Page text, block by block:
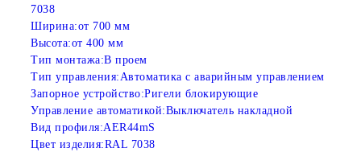
7038
Ширина:от 700 мм
Высота:от 400 мм
Тип монтажа:В проем
Тип управления:Автоматика с аварийным управлением
Запорное устройство:Ригели блокирующие
Управление автоматикой:Выключатель накладной
Вид профиля:AER44mS
Цвет изделия:RAL 7038